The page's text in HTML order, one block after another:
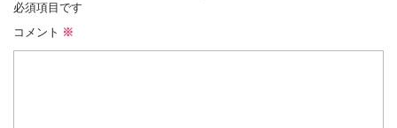
必須項目です
コメント ※